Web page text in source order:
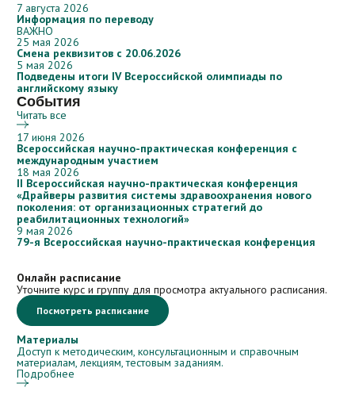
7 августа 2026
Информация по переводу
ВАЖНО
25 мая 2026
Смена реквизитов с 20.06.2026
5 мая 2026
Подведены итоги IV Всероссийской олимпиады по
английскому языку
События
Читать все
17 июня 2026
Всероссийская научно-практическая конференция с
международным участием
18 мая 2026
II Всероссийская научно-практическая конференция
«Драйверы развития системы здравоохранения нового
поколения: от организационных стратегий до
реабилитационных технологий»
9 мая 2026
79-я Всероссийская научно-практическая конференция
Онлайн расписание
Уточните курс и группу для просмотра актуального расписания.
Посмотреть расписание
Материалы
Доступ к методическим, консультационным и справочным
материалам, лекциям, тестовым заданиям.
Подробнее